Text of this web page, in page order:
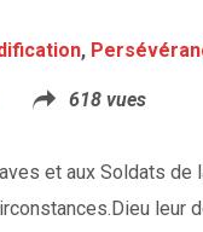
,
618 vues
et aux Soldats de
leur